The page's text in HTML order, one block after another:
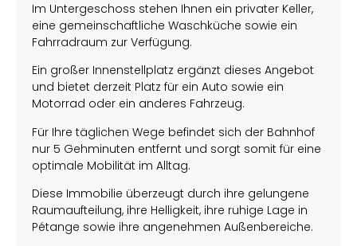
Im Untergeschoss stehen Ihnen ein privater Keller,
eine gemeinschaftliche Waschküche sowie ein
Fahrradraum zur Verfügung.
Ein großer Innenstellplatz ergänzt dieses Angebot
und bietet derzeit Platz für ein Auto sowie ein
Motorrad oder ein anderes Fahrzeug.
Für Ihre täglichen Wege befindet sich der Bahnhof
nur 5 Gehminuten entfernt und sorgt somit für eine
optimale Mobilität im Alltag.
Diese Immobilie überzeugt durch ihre gelungene
Raumaufteilung, ihre Helligkeit, ihre ruhige Lage in
Pétange sowie ihre angenehmen Außenbereiche.